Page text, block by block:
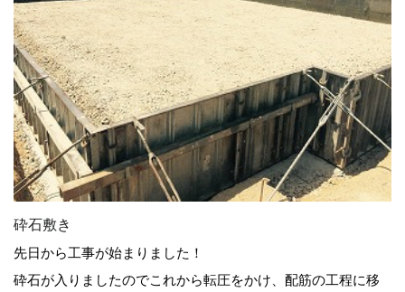
砕石敷き
先日から工事が始まりました！
砕石が入りましたのでこれから転圧をかけ、配筋の工程に移